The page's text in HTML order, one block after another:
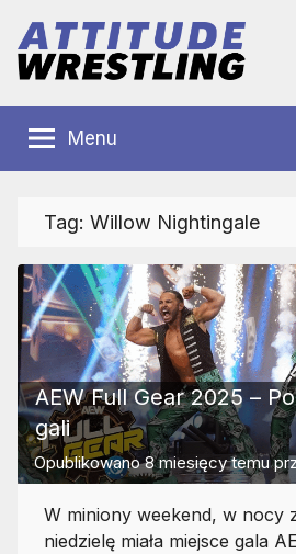
treści
Wrestling
Polska
WrestlinguMenu
Tag: Willow Nightingale
AEW Full Gear 2025 –
gali
Opublikowano8 miesięcy temu
W miniony weekend, w nocy
niedzielę miała miejsce gala